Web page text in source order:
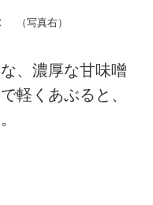
（写真右）
、濃厚な甘味噌
軽くあぶると、